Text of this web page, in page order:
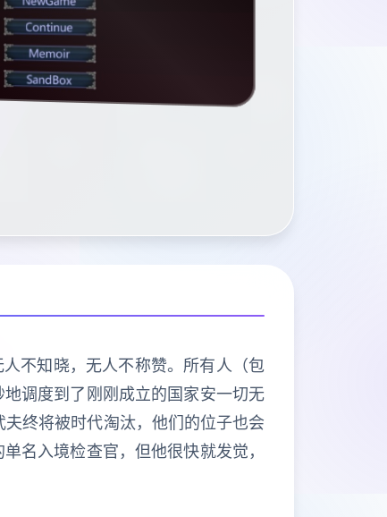
不知晓，无人不称赞。所有人（包
调度到了刚刚成立的国家安一切无
终将被时代淘汰，他们的位子也会
名入境检查官，但他很快就发觉，